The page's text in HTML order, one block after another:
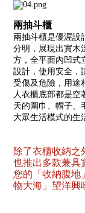
兩抽斗櫃
兩抽斗櫃是優渥設
分明，展現出實木
方，全平面內凹式
設計，使用安全，
受傷及危險，用途
人衣櫃底部都是空
天的圍巾、帽子、
大眾生活模式的生
除了衣櫃收納之
也推出多款兼具
您的「收納腹地
物大海」望洋興